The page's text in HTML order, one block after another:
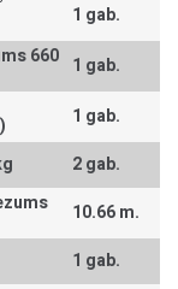
1 gab.
660 1 gab.
1 gab.
2 gab.
10.66 m.
1 gab.